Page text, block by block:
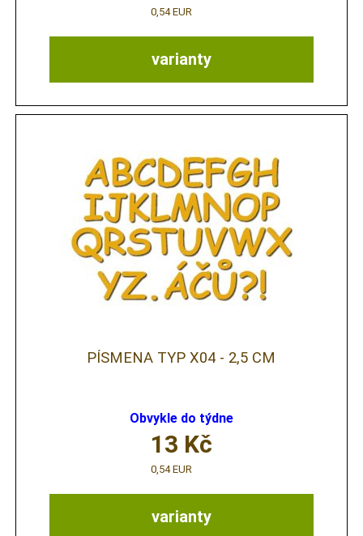
varianty
0,54 EUR
PÍSMENA TYP X04 - 2,5 CM
Obvykle do týdne
varianty
13 Kč
0,54 EUR